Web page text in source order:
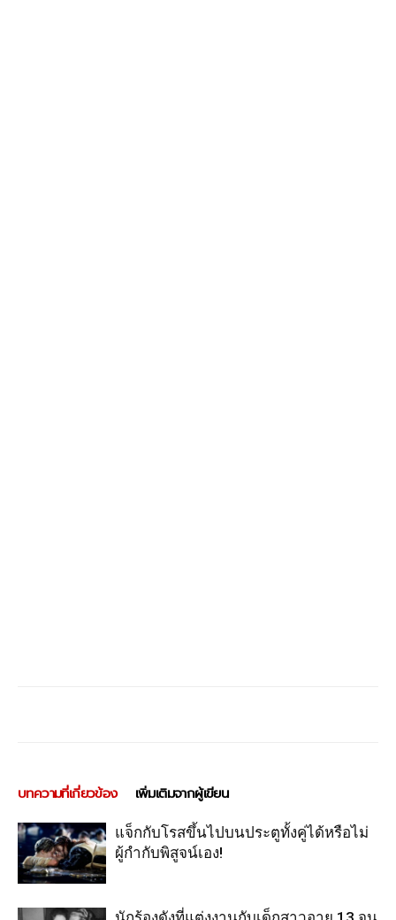
บทความที่เกี่ยวข้อง เพิ่มเติมจากผู้เขียน
แจ็กกับโรสขึ้นไปบนประตูทั้งคู่ได้หรือไม่
ผู้กำกับพิสูจน์เอง!